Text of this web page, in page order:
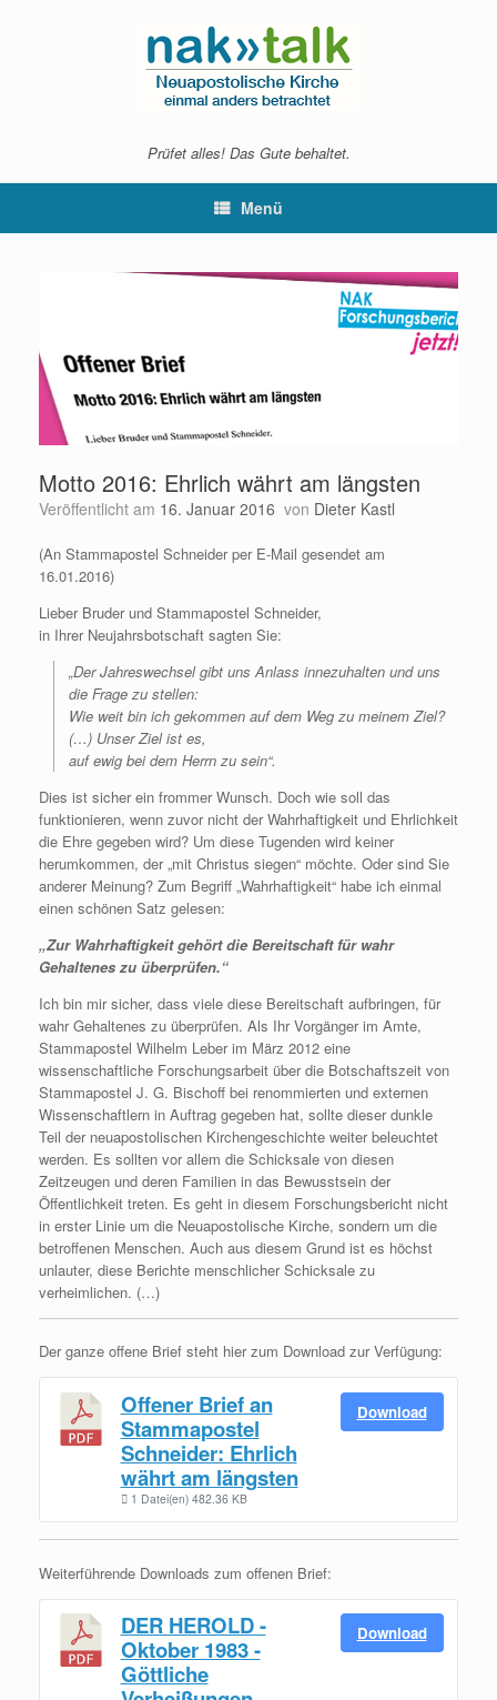
Prüfet alles! Das Gute behaltet.
Menü
Motto 2016: Ehrlich währt am längsten
Veröffentlicht am 16. Januar 2016 von Dieter Kastl
(An Stammapostel Schneider per E-Mail gesendet am
16.01.2016)
Lieber Bruder und Stammapostel Schneider,
in Ihrer Neujahrsbotschaft sagten Sie:
„Der Jahreswechsel gibt uns Anlass innezuhalten und uns
die Frage zu stellen:
Wie weit bin ich gekommen auf dem Weg zu meinem Ziel?
(…) Unser Ziel ist es,
auf ewig bei dem Herrn zu sein“.
Dies ist sicher ein frommer Wunsch. Doch wie soll das
funktionieren, wenn zuvor nicht der Wahrhaftigkeit und Ehrlichkeit
die Ehre gegeben wird? Um diese Tugenden wird keiner
herumkommen, der „mit Christus siegen“ möchte. Oder sind Sie
anderer Meinung? Zum Begriff „Wahrhaftigkeit“ habe ich einmal
einen schönen Satz gelesen:
„Zur Wahrhaftigkeit gehört die Bereitschaft für wahr
Gehaltenes zu überprüfen.“
Ich bin mir sicher, dass viele diese Bereitschaft aufbringen, für
wahr Gehaltenes zu überprüfen. Als Ihr Vorgänger im Amte,
Stammapostel Wilhelm Leber im März 2012 eine
wissenschaftliche Forschungsarbeit über die Botschaftszeit von
Stammapostel J. G. Bischoff bei renommierten und externen
Wissenschaftlern in Auftrag gegeben hat, sollte dieser dunkle
Teil der neuapostolischen Kirchengeschichte weiter beleuchtet
werden. Es sollten vor allem die Schicksale von diesen
Zeitzeugen und deren Familien in das Bewusstsein der
Öffentlichkeit treten. Es geht in diesem Forschungsbericht nicht
in erster Linie um die Neuapostolische Kirche, sondern um die
betroffenen Menschen. Auch aus diesem Grund ist es höchst
unlauter, diese Berichte menschlicher Schicksale zu
verheimlichen. (…)
Der ganze offene Brief steht hier zum Download zur Verfügung:
Offener Brief an
Stammapostel
Schneider: Ehrlich
währt am längsten
1 Datei(en) 482.36 KB
Download
Weiterführende Downloads zum offenen Brief:
DER HEROLD -
Oktober 1983 -
Göttliche
Download